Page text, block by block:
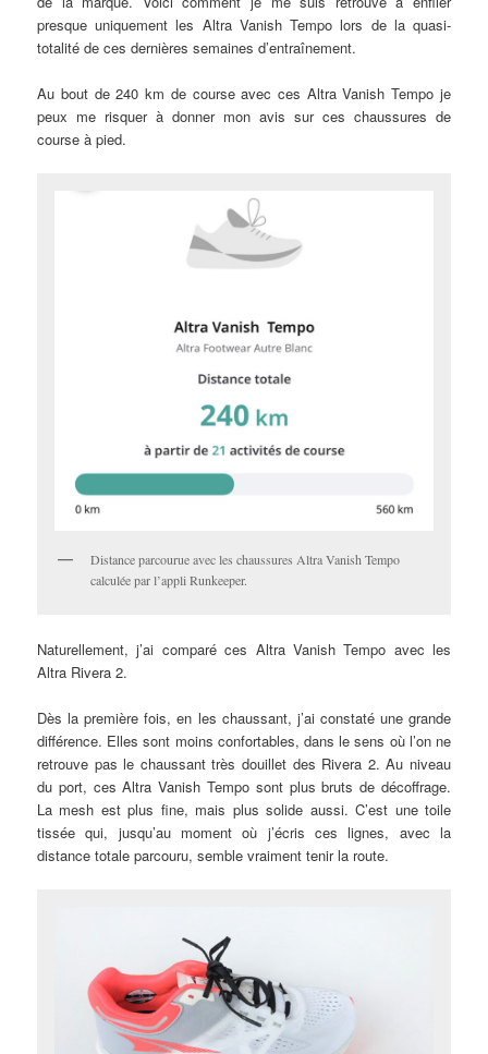
presque uniquement les Altra Vanish Tempo lors de la quasi-
totalité de ces dernières semaines d’entraînement.
Au bout de 240 km de course avec ces Altra Vanish Tempo je
peux me risquer à donner mon avis sur ces chaussures de
course à pied.
Distance parcourue avec les chaussures Altra Vanish Tempo
calculée par l’appli Runkeeper.
Naturellement, j’ai comparé ces Altra Vanish Tempo avec les
Altra Rivera 2.
Dès la première fois, en les chaussant, j’ai constaté une grande
différence. Elles sont moins confortables, dans le sens où l’on ne
retrouve pas le chaussant très douillet des Rivera 2. Au niveau
du port, ces Altra Vanish Tempo sont plus bruts de décoffrage.
La mesh est plus fine, mais plus solide aussi. C’est une toile
tissée qui, jusqu’au moment où j’écris ces lignes, avec la
distance totale parcouru, semble vraiment tenir la route.